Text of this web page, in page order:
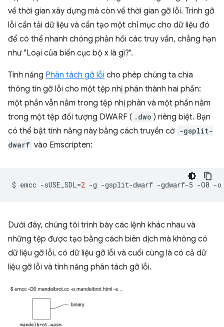
về thời gian xây dựng mà còn về thời gian gỡ lỗi. Trình gỡ
lỗi cần tải dữ liệu và cần tạo một chỉ mục cho dữ liệu đó
để có thể nhanh chóng phản hồi các truy vấn, chẳng hạn
như "Loại của biến cục bộ x là gì?".
Tính năng Phân tách gỡ lỗi cho phép chúng ta chia
thông tin gỡ lỗi cho một tệp nhị phân thành hai phần:
một phần vẫn nằm trong tệp nhị phân và một phần nằm
trong một tệp đối tượng DWARF ( .dwo ) riêng biệt. Bạn
có thể bật tính năng này bằng cách truyền cờ -gsplit-
dwarf vào Emscripten:
$ emcc -sUSE_SDL=2 -g -gsplit-dwarf -gdwarf-5 -O0 -o
Dưới đây, chúng tôi trình bày các lệnh khác nhau và
những tệp được tạo bằng cách biên dịch mà không có
dữ liệu gỡ lỗi, có dữ liệu gỡ lỗi và cuối cùng là có cả dữ
liệu gỡ lỗi và tính năng phân tách gỡ lỗi.